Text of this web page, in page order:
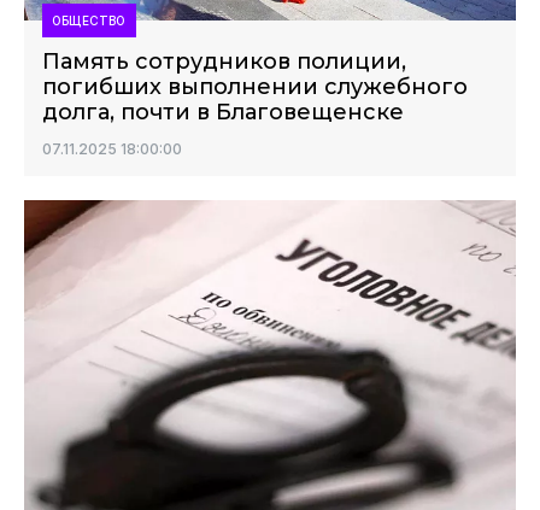
ОБЩЕСТВО
Память сотрудников полиции,
погибших выполнении служебного
долга, почти в Благовещенске
07.11.2025 18:00:00